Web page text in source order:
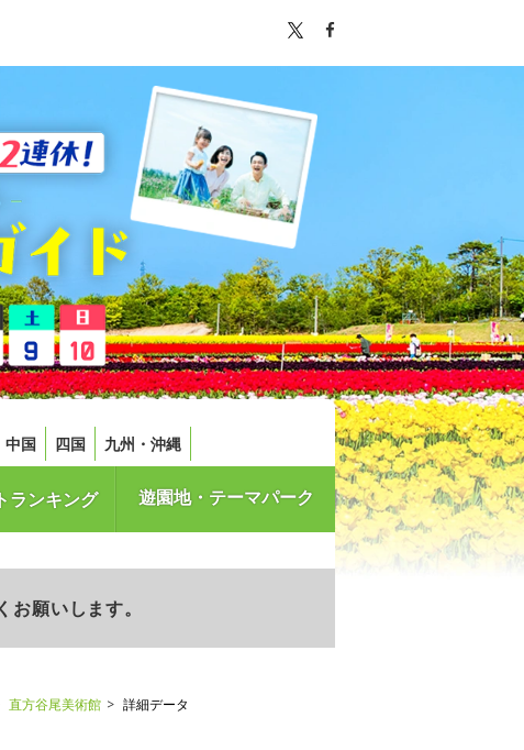
中国 四国 九州・沖縄
ランキング 遊園地・テーマパーク
願いします。
直方谷尾美術館 詳細データ